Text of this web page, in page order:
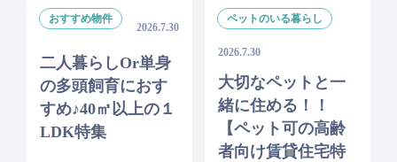
おすすめ物件
2026.7.30
二人暮らしor単身
の多頭飼育におす
すめ♪40㎡以上の１
LDK特集
ペットのいる暮らし
2026.7.30
大切なペットと一
緒に住める！！
【ペット可の高齢
者向け賃貸住宅特